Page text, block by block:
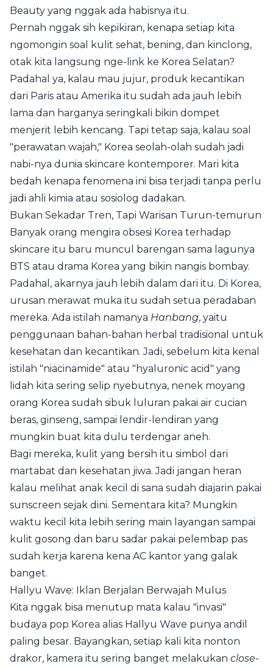
Beauty yang nggak ada habisnya itu.
Pernah nggak sih kepikiran, kenapa setiap kita
ngomongin soal kulit sehat, bening, dan kinclong,
otak kita langsung nge-link ke Korea Selatan?
Padahal ya, kalau mau jujur, produk kecantikan
dari Paris atau Amerika itu sudah ada jauh lebih
lama dan harganya seringkali bikin dompet
menjerit lebih kencang. Tapi tetap saja, kalau soal
"perawatan wajah," Korea seolah-olah sudah jadi
nabi-nya dunia skincare kontemporer. Mari kita
bedah kenapa fenomena ini bisa terjadi tanpa perlu
jadi ahli kimia atau sosiolog dadakan.
Bukan Sekadar Tren, Tapi Warisan Turun-temurun
Banyak orang mengira obsesi Korea terhadap
skincare itu baru muncul barengan sama lagunya
BTS atau drama Korea yang bikin nangis bombay.
Padahal, akarnya jauh lebih dalam dari itu. Di Korea,
urusan merawat muka itu sudah setua peradaban
mereka. Ada istilah namanya Hanbang, yaitu
penggunaan bahan-bahan herbal tradisional untuk
kesehatan dan kecantikan. Jadi, sebelum kita kenal
istilah "niacinamide" atau "hyaluronic acid" yang
lidah kita sering selip nyebutnya, nenek moyang
orang Korea sudah sibuk luluran pakai air cucian
beras, ginseng, sampai lendir-lendiran yang
mungkin buat kita dulu terdengar aneh.
Bagi mereka, kulit yang bersih itu simbol dari
martabat dan kesehatan jiwa. Jadi jangan heran
kalau melihat anak kecil di sana sudah diajarin pakai
sunscreen sejak dini. Sementara kita? Mungkin
waktu kecil kita lebih sering main layangan sampai
kulit gosong dan baru sadar pakai pelembap pas
sudah kerja karena kena AC kantor yang galak
banget.
Hallyu Wave: Iklan Berjalan Berwajah Mulus
Kita nggak bisa menutup mata kalau "invasi"
budaya pop Korea alias Hallyu Wave punya andil
paling besar. Bayangkan, setiap kali kita nonton
drakor, kamera itu sering banget melakukan close-